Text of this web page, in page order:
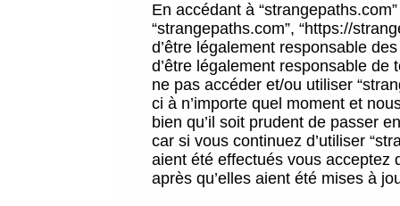
En accédant à
“strangepaths.com”, “https://
d’être légalement responsable
d’être légalement responsable
ne pas accéder et/ou utiliser
ci à n’importe quel moment et
bien qu’il soit prudent de passer
car si vous continuez d’utiliser
aient été effectués vous acceptez
après qu’elles aient été mises à